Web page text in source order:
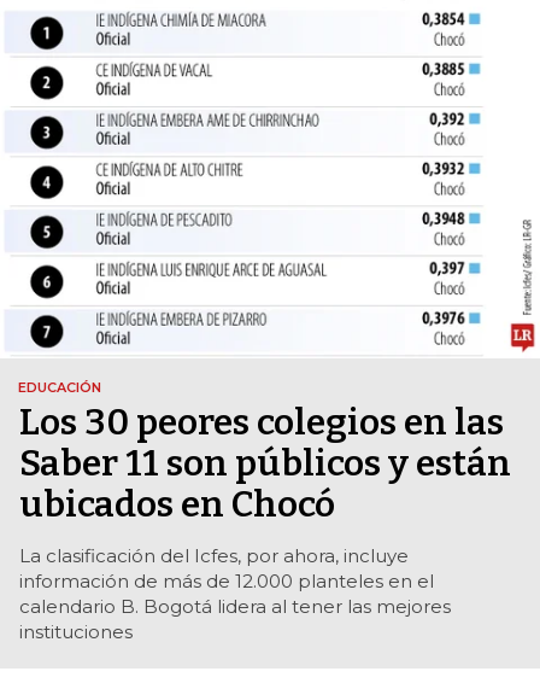
EDUCACIÓN
Los 30 peores colegios en las
Saber 11 son públicos y están
ubicados en Chocó
La clasificación del Icfes, por ahora, incluye
información de más de 12.000 planteles en el
calendario B. Bogotá lidera al tener las mejores
instituciones